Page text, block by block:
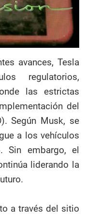
avances, Tesla
regulatorios,
las estrictas
del
Según Musk, se
a los vehículos
Sin embargo, el
liderando la
a través del sitio